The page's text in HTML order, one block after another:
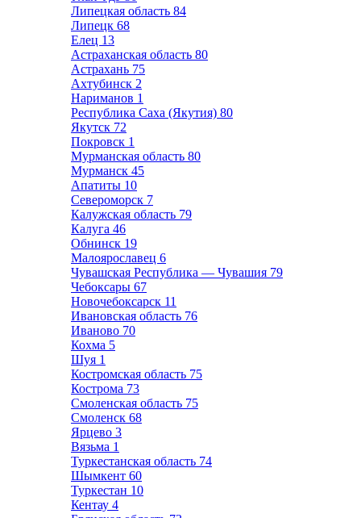
Липецкая область 84
Липецк 68
Елец 13
Астраханская область 80
Астрахань 75
Ахтубинск 2
Нариманов 1
Республика Саха (Якутия) 80
Якутск 72
Покровск 1
Мурманская область 80
Мурманск 45
Апатиты 10
Североморск 7
Калужская область 79
Калуга 46
Обнинск 19
Малоярославец 6
Чувашская Республика — Чувашия 79
Чебоксары 67
Новочебоксарск 11
Ивановская область 76
Иваново 70
Кохма 5
Шуя 1
Костромская область 75
Кострома 73
Смоленская область 75
Смоленск 68
Ярцево 3
Вязьма 1
Туркестанская область 74
Шымкент 60
Туркестан 10
Кентау 4